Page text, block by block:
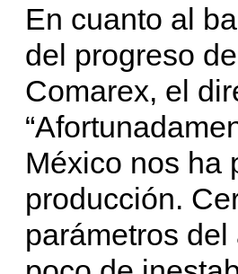
En cuanto al
del progreso
Comarex, el
México nos ha
producción.
parámetros